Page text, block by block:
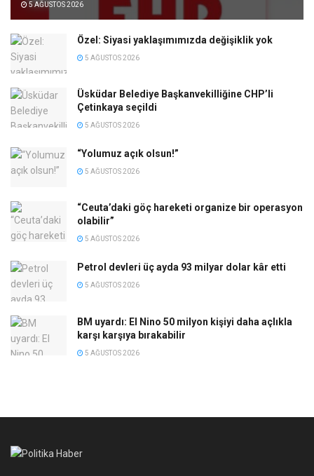
5 AĞUSTOS 2026
Özel: Siyasi yaklaşımımızda değişiklik yok
5 AĞUSTOS 2026
Üsküdar Belediye Başkanvekilliğine CHP’li
Çetinkaya seçildi
5 AĞUSTOS 2026
“Yolumuz açık olsun!”
5 AĞUSTOS 2026
“Ceuta’daki göç hareketi organize bir operasyon
olabilir”
5 AĞUSTOS 2026
Petrol devleri üç ayda 93 milyar dolar kâr etti
5 AĞUSTOS 2026
BM uyardı: El Nino 50 milyon kişiyi daha açlıkla
karşı karşıya bırakabilir
5 AĞUSTOS 2026